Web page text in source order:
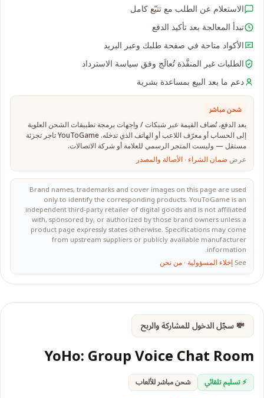
الاستعلام عن الطلب مع تتبّع كامل
تبدأ المعالجة بعد تأكيد الدفع
الأكواد متاحة في صفحة طلبك وعبر البريد
الطلبات غير المنفَّذة تُعالَج وفق سياسة الاسترداد
دعم ما بعد البيع بمساعدة بشرية
شحن مباشر
بعد الدفع، تُضاف القيمة عبر شبكات / واجهات برمجة تطبيقات الشحن العلوية
إلى الحساب أو معرّف اللاعب أو الهاتف الذي تدخله. YouToGame تاجر تجزئة
مستقل — وليست المتجر الرسمي للعلامة أو شركة الاتصالات.
عرضضمان الشراء ·الأصالة والمصدر
Brand names, trademarks and cover images on this page are used
only to identify the corresponding products. YouToGame is an
independent third-party retailer of digital goods and is not affiliated
with, sponsored by, or authorized by those brand owners unless a
product page expressly states otherwise. Specifications may come
from upstream suppliers or publicly available manufacturer
information.
Seeإخلاء المسؤولية·من نحن
💸 سجّل الدخول للمشاركة والربح
YoHo: Group Voice Chat Room
⚡ تسليم تلقائي شحن مباشر للألعاب